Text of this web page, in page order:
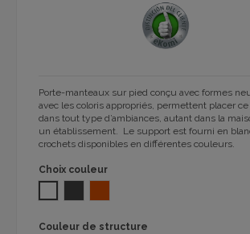
Porte-manteaux sur pied conçu avec formes
avec les coloris appropriés, permettent placer
dans tout type d’ambiances, autant dans la
un établissement. Le support est fourni en
crochets disponibles en différentes couleurs.
Choix couleur
Couleur de structure